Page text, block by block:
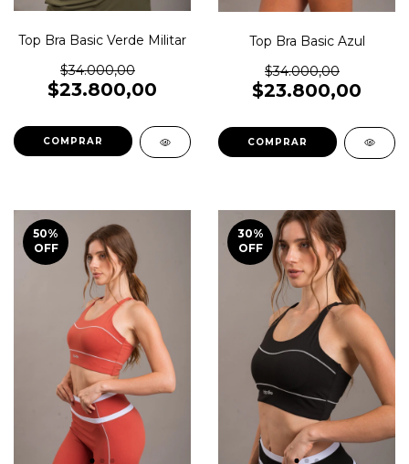
Top Bra Basic Verde Militar
$34.000,00
$23.800,00
COMPRAR
Top Bra Basic Azul
$34.000,00
$23.800,00
COMPRAR
50%
OFF
30%
OFF